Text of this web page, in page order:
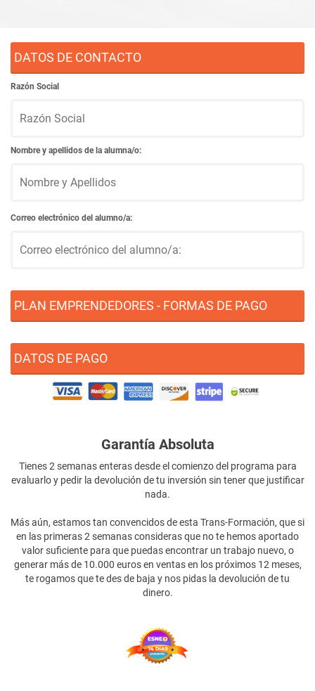
DATOS DE CONTACTO
Razón Social
Nombre y apellidos de la alumna/o:
Correo electrónico del alumno/a:
PLAN EMPRENDEDORES - FORMAS DE PAGO
DATOS DE PAGO
Garantía Absoluta
Tienes 2 semanas enteras desde el comienzo del programa para
evaluarlo y pedir la devolución de tu inversión sin tener que justificar
nada.
Más aún, estamos tan convencidos de esta Trans-Formación, que si
en las primeras 2 semanas consideras que no te hemos aportado
valor suficiente para que puedas encontrar un trabajo nuevo, o
generar más de 10.000 euros en ventas en los próximos 12 meses,
te rogamos que te des de baja y nos pidas la devolución de tu
dinero.